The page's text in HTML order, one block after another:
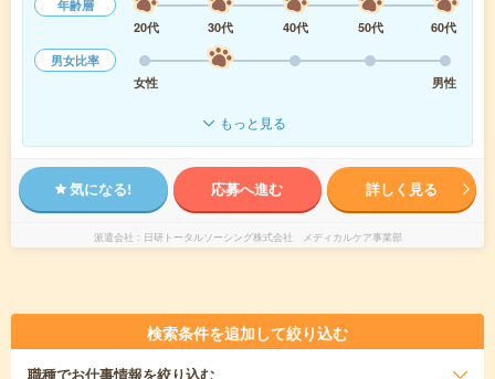
年齢層
20代
30代 40代 50代
60代
男女比率
女性
男性
もっと見る
気になる! 応募へ進む 詳しく見る
派遣会社 日研トータルソーシング株式会社 メディカルケア事業部
検索条件を追加して絞り込む
職種でお仕事情報を絞り込む